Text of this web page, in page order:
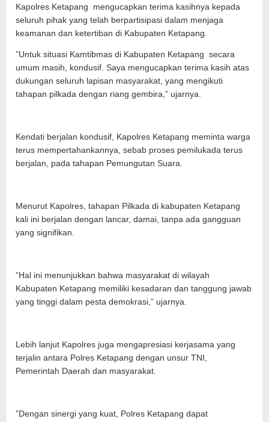
Kapolres Ketapang mengucapkan terima kasihnya kepada
seluruh pihak yang telah berpartisipasi dalam menjaga
keamanan dan ketertiban di Kabupaten Ketapang.
”Untuk situasi Kamtibmas di Kabupaten Ketapang secara
umum masih, kondusif. Saya mengucapkan terima kasih atas
dukungan seluruh lapisan masyarakat, yang mengikuti
tahapan pilkada dengan riang gembira,” ujarnya.
Kendati berjalan kondusif, Kapolres Ketapang meminta warga
terus mempertahankannya, sebab proses pemilukada terus
berjalan, pada tahapan Pemungutan Suara.
Menurut Kapolres, tahapan Pilkada di kabupaten Ketapang
kali ini berjalan dengan lancar, damai, tanpa ada gangguan
yang signifikan.
”Hal ini menunjukkan bahwa masyarakat di wilayah
Kabupaten Ketapang memiliki kesadaran dan tanggung jawab
yang tinggi dalam pesta demokrasi,” ujarnya.
Lebih lanjut Kapolres juga mengapresiasi kerjasama yang
terjalin antara Polres Ketapang dengan unsur TNI,
Pemerintah Daerah dan masyarakat.
”Dengan sinergi yang kuat, Polres Ketapang dapat